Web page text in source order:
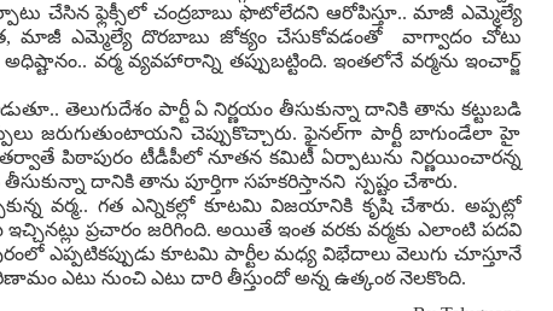
చేసిన ఫ్లెక్సీలో చంద్ర‌బాబు ఫొటోలేద‌ని ఆరోపిస్తూ.. మాజీ ఎమ్మెల్యే
మాజీ ఎమ్మెల్యే దొర‌బాబు జోక్యం చేసుకోవ‌డంతో వాగ్వాదం చోటు
వ‌ర్మ వ్య‌వ‌హారాన్ని త‌ప్పుబ‌ట్టింది. ఇంతలోనే వర్మను ఇంచార్జ్
తెలుగుదేశం పార్టీ ఏ నిర్ణయం తీసుకున్నా దానికి తాను కట్టుబడి
జరుగుతుంటాయని చెప్పుకొచ్చారు. ఫైనల్‌గా పార్టీ బాగుండేలా హై
పిఠాపురం టీడీపీలో నూతన కమిటీ ఏర్పాటును నిర్ణయించారన్న
దానికి తాను పూర్తిగా సహకరిస్తానని స్పష్టం చేశారు.
వర్మ.. గత ఎన్నికల్లో కూటమి విజయానికి కృషి చేశారు. అప్పట్లో
ప్రచారం జరిగింది. అయితే ఇంత వరకు వర్మకు ఎలాంటి పదవి
ఎప్పటికప్పుడు కూటమి పార్టీల మధ్య విభేదాలు వెలుగు చూస్తూనే
ఎటు నుంచి ఎటు దారి తీస్తుందో అన్న ఉత్కంఠ నెలకొంది.